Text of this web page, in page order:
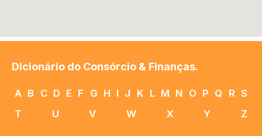
Dicionário do Consórcio & Finanças.
A B C D E F G H I J K L M N O P Q R S
T
U V W X Y Z